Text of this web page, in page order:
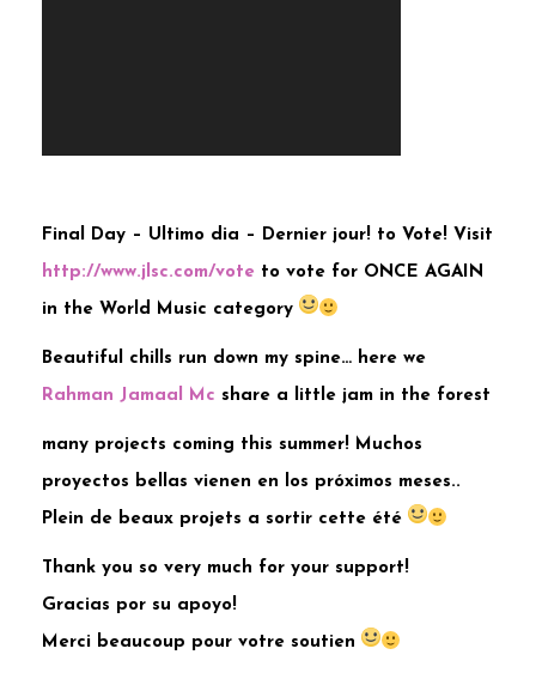
Final Day – Ultimo dia – Dernier jour! to Vote! Visit
http://www.jlsc.com/vote to vote for ONCE AGAIN
in the World Music category
Beautiful chills run down my spine… here we
Rahman Jamaal Mc share a little jam in the forest
many projects coming this summer! Muchos
proyectos bellas vienen en los próximos meses..
Plein de beaux projets a sortir cette été
Thank you so very much for your support!
Gracias por su apoyo!
Merci beaucoup pour votre soutien